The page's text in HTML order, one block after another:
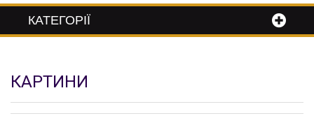
КАТЕГОРІЇ
КАРТИНИ